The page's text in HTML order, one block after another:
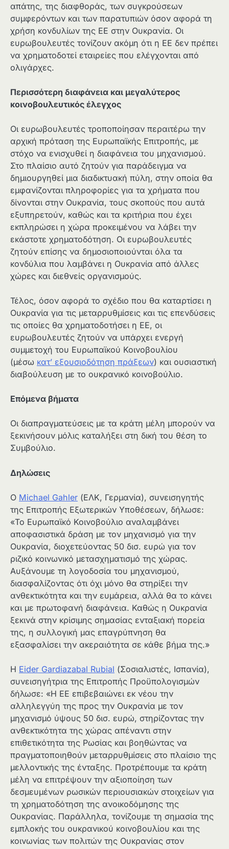
απάτης, της διαφθοράς, των συγκρούσεων
συμφερόντων και των παρατυπιών όσον αφορά τη
χρήση κονδυλίων της ΕΕ στην Ουκρανία. Οι
ευρωβουλευτές τονίζουν ακόμη ότι η ΕΕ δεν πρέπει
να χρηματοδοτεί εταιρείες που ελέγχονται από
ολιγάρχες.
Περισσότερη διαφάνεια και μεγαλύτερος
κοινοβουλευτικός έλεγχος
Οι ευρωβουλευτές τροποποίησαν περαιτέρω την
αρχική πρόταση της Ευρωπαϊκής Επιτροπής, με
στόχο να ενισχυθεί η διαφάνεια του μηχανισμού.
Στο πλαίσιο αυτό ζητούν για παράδειγμα να
δημιουργηθεί μια διαδικτυακή πύλη, στην οποία θα
εμφανίζονται πληροφορίες για τα χρήματα που
δίνονται στην Ουκρανία, τους σκοπούς που αυτά
εξυπηρετούν, καθώς και τα κριτήρια που έχει
εκπληρώσει η χώρα προκειμένου να λάβει την
εκάστοτε χρηματοδότηση. Οι ευρωβουλευτές
ζητούν επίσης να δημοσιοποιούνται όλα τα
κονδύλια που λαμβάνει η Ουκρανία από άλλες
χώρες και διεθνείς οργανισμούς.
Τέλος, όσον αφορά το σχέδιο που θα καταρτίσει η
Ουκρανία για τις μεταρρυθμίσεις και τις επενδύσεις
τις οποίες θα χρηματοδοτήσει η ΕΕ, οι
ευρωβουλευτές ζητούν να υπάρχει ενεργή
συμμετοχή του Ευρωπαϊκού Κοινοβουλίου
(μέσω κατ’ εξουσιοδότηση πράξεων) και ουσιαστική
διαβούλευση με το ουκρανικό κοινοβούλιο.
Επόμενα βήματα
Οι διαπραγματεύσεις με τα κράτη μέλη μπορούν να
ξεκινήσουν μόλις καταλήξει στη δική του θέση το
Συμβούλιο.
Δηλώσεις
Ο Michael Gahler (ΕΛΚ, Γερμανία), συνεισηγητής
της Επιτροπής Εξωτερικών Υποθέσεων, δήλωσε:
«Το Ευρωπαϊκό Κοινοβούλιο αναλαμβάνει
αποφασιστικά δράση με τον μηχανισμό για την
Ουκρανία, διοχετεύοντας 50 δισ. ευρώ για τον
ριζικό κοινωνικό μετασχηματισμό της χώρας.
Αυξάνουμε τη λογοδοσία του μηχανισμού,
διασφαλίζοντας ότι όχι μόνο θα στηρίξει την
ανθεκτικότητα και την ευμάρεια, αλλά θα το κάνει
και με πρωτοφανή διαφάνεια. Καθώς η Ουκρανία
ξεκινά στην κρίσιμης σημασίας ενταξιακή πορεία
της, η συλλογική μας επαγρύπνηση θα
εξασφαλίσει την ακεραιότητα σε κάθε βήμα της.»
Η Eider Gardiazabal Rubial (Σοσιαλιστές, Ισπανία),
συνεισηγήτρια της Επιτροπής Προϋπολογισμών
δήλωσε: «Η ΕΕ επιβεβαιώνει εκ νέου την
αλληλεγγύη της προς την Ουκρανία με τον
μηχανισμό ύψους 50 δισ. ευρώ, στηρίζοντας την
ανθεκτικότητα της χώρας απέναντι στην
επιθετικότητα της Ρωσίας και βοηθώντας να
πραγματοποιηθούν μεταρρυθμίσεις στο πλαίσιο της
μελλοντικής της ένταξης. Προτρέπουμε τα κράτη
μέλη να επιτρέψουν την αξιοποίηση των
δεσμευμένων ρωσικών περιουσιακών στοιχείων για
τη χρηματοδότηση της ανοικοδόμησης της
Ουκρανίας. Παράλληλα, τονίζουμε τη σημασία της
εμπλοκής του ουκρανικού κοινοβουλίου και της
κοινωνίας των πολιτών της Ουκρανίας στον